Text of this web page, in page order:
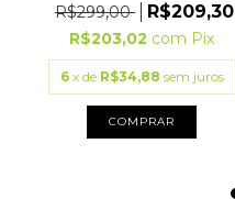
R$299,00 R$209,30
R$203,02 com Pix
6 x de R$34,88 sem juros
COMPRAR